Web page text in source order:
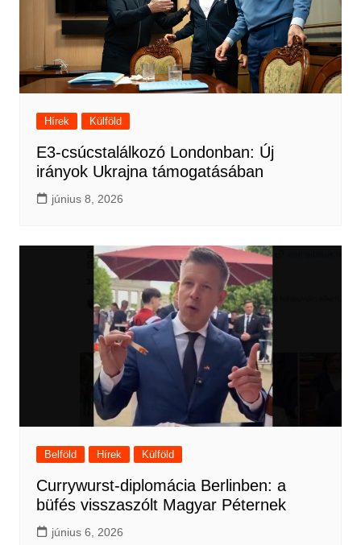
Hírek Külföld
E3-csúcstalálkozó Londonban: Új
irányok Ukrajna támogatásában
június 8, 2026
Belföld Hírek Külföld
Currywurst-diplomácia Berlinben: a
büfés visszaszólt Magyar Péternek
június 6, 2026